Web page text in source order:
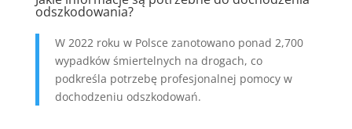
odszkodowania?
W 2022 roku w Polsce zanotowano ponad 2,700
wypadków śmiertelnych na drogach, co
podkreśla potrzebę profesjonalnej pomocy w
dochodzeniu odszkodowań.